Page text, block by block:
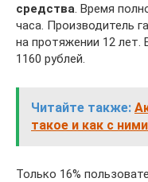
средства. Время
часа. Производитель
на протяжении 12 лет.
1160 рублей.
Читайте также:
такое и как с
Только 16%